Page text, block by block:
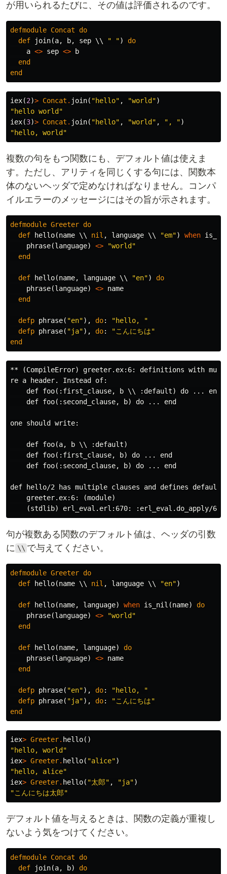
が用いられるたびに、その値は評価されるのです。
defmodule Concat
do
def
join(a, b, sep \\ " ")
do
a <> sep <>
b
end
end
iex(2)> Concat . join( "hello" , "world")
"hello world"
iex(3)> Concat . join( "hello" , "world" , ", ")
"hello, world"
複数の句をもつ関数にも、デフォルト値は使えま
す。ただし、アリティを同じくする句には、関数本
体のないヘッダで定めなければなりません。コンパ
イルエラーのメッセージにはその旨が示されます。
defmodule Greeter do
def
hello(name \\ nil , language \\ "em") when
phrase(language) <>
"world"
end
def hello(name, language \\ "en")
do
phrase(language) <> name
end
defp phrase( "en"), do:
"hello, "
defp phrase( "ja"), do:
"こんにちは"
end
** (CompileError) greeter.ex:6: definitions with
re a header. Instead of:
    def foo(:first_clause, b \\ :default) do ... end
    def foo(:second_clause, b) do ... end
one should write:
    def foo(a, b \\ :default)
    def foo(:first_clause, b) do ... end
    def foo(:second_clause, b) do ... end
def hello/2 has multiple clauses and defines defaults
    greeter.ex:6: (module)
句が複数ある関数のデフォルト値は、ヘッダの引数
に \\ で与えてください。
defmodule Greeter do
def
hello(name \\ nil , language \\ "en")
def hello(name, language) when is_nil (name)
do
phrase(language) <>
"world"
end
def hello(name, language)
do
phrase(language) <> name
end
defp phrase( "en"), do:
"hello, "
defp phrase( "ja"), do:
"こんにちは"
end
iex> Greeter. hello()
"hello, world"
iex> Greeter. hello( "alice")
"hello, alice"
iex> Greeter. hello( "太郎" , "ja")
"こんにちは太郎"
デフォルト値を与えるときは、関数の定義が重複し
ないよう気をつけてください。
defmodule Concat
do
def
join(a, b)
do